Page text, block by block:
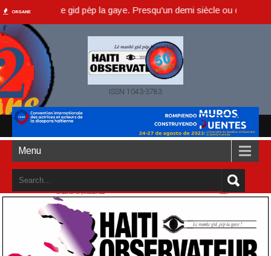
ORGANE
manke gid pèp la gaye. Presqu'un demi siècle ou dans un an
ISSN 1043-3783
Menu